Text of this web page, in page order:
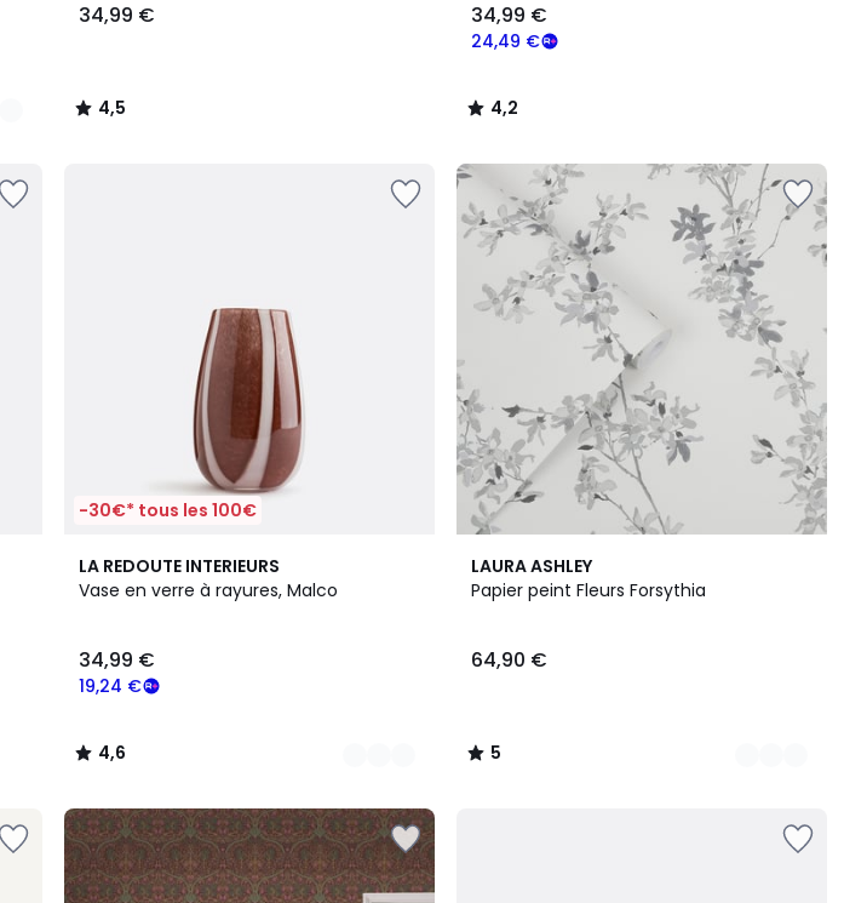
34,99 €
4,5
/
24,49 €
34,99 €
4,2
/
-30€* tous les 100€
LA REDOUTE INTERIEURS
Vase en verre à rayures, Malco
19,24 €
34,99 €
4,6
/ 5
3
Couleurs
4,6
/
LAURA ASHLEY
Papier peint Fleurs Forsythia
64,90 €
5
/
2
Couleurs
5
/